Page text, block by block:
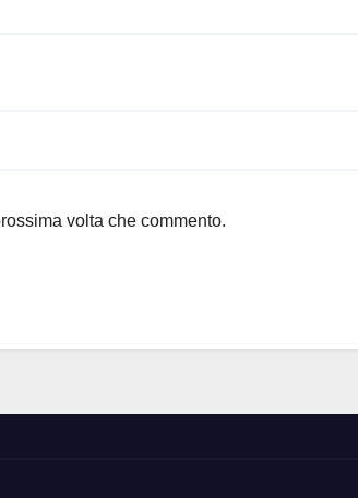
volta che commento.